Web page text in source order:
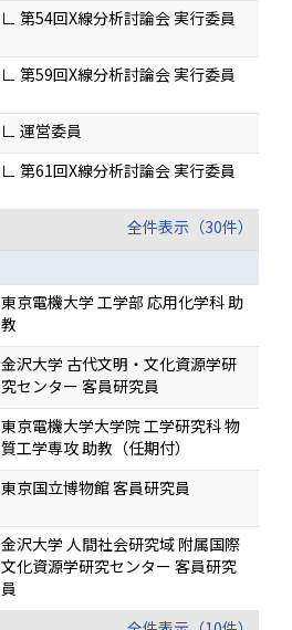
∟ 第54回X線分析討論会 実行委員
∟ 第59回X線分析討論会 実行委員
∟ 運営委員
∟ 第61回X線分析討論会 実行委員
全件表示（30件）
東京電機大学 工学部 応用化学科 助
教
金沢大学 古代文明・文化資源学研
究センター 客員研究員
東京電機大学大学院 工学研究科 物
質工学専攻 助教（任期付）
東京国立博物館 客員研究員
金沢大学 人間社会研究域 附属国際
文化資源学研究センター 客員研究
員